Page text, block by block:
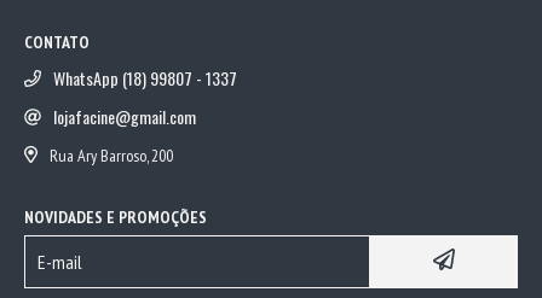
CONTATO
WhatsApp (18) 99807 - 1337
lojafacine@gmail.com
Rua Ary Barroso, 200
NOVIDADES E PROMOÇÕES